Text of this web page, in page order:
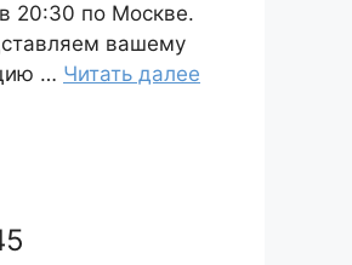
20:30 по Москве.
вашему
… Читать далее